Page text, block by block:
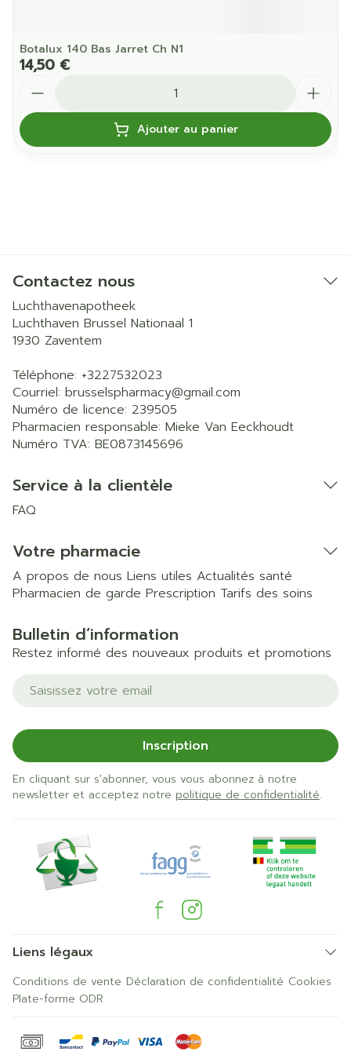
Botalux 140 Bas Jarret Ch N1
14,50 €
Ajouter au panier
Contactez nous
Luchthavenapotheek
Luchthaven Brussel Nationaal 1
1930 Zaventem
Téléphone: +3227532023
Courriel: brusselspharmacy@gmail.com
Numéro de licence: 239505
Pharmacien responsable: Mieke Van Eeckhoudt
Numéro TVA: BE0873145696
Service à la clientèle
FAQ
Votre pharmacie
A propos de nous Liens utiles Actualités santé
Pharmacien de garde Prescription Tarifs des soins
Bulletin d’information
Restez informé des nouveaux produits et promotions
Adresse mail
Inscription
En cliquant sur s'abonner, vous vous abonnez à notre
newsletter et acceptez notre politique de confidentialité.
Liens légaux
Conditions de vente Déclaration de confidentialité Cookies
Plate-forme ODR